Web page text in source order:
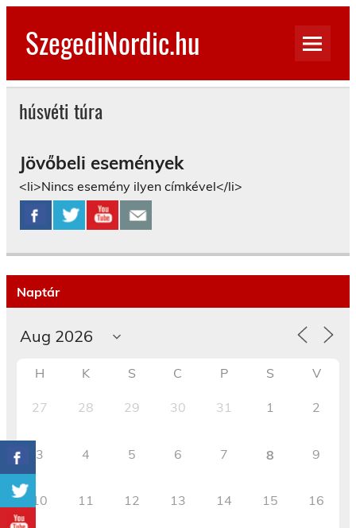
Skip
contentSzegediNordic.hu
húsvéti túra
Jövőbeli események
<li>Nincs esemény ilyen címkével</li>
Naptár
H K S C P S V
27 28 29 30 31 1 2
3 4 5 6 7 8 9
10 11 12 13 14 15 16